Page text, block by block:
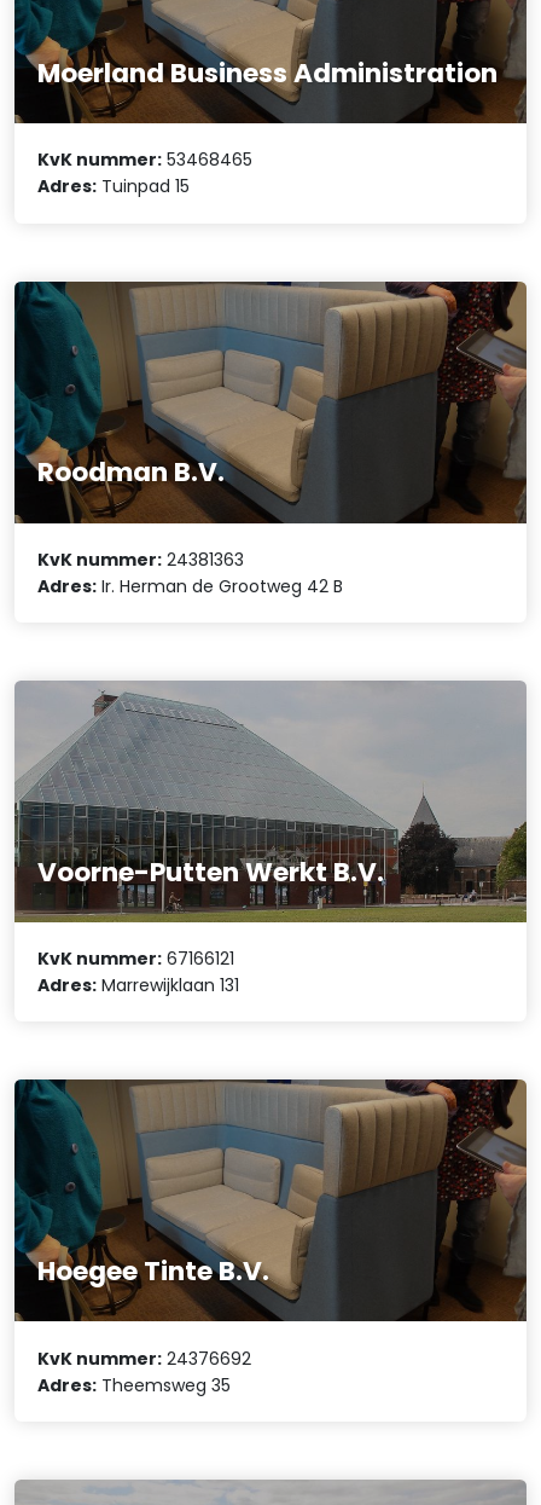
Moerland Business Administration
KvK nummer: 53468465
Adres: Tuinpad 15
Roodman B.V.
KvK nummer: 24381363
Adres: Ir. Herman de Grootweg 42 B
Voorne-Putten Werkt B.V.
KvK nummer: 67166121
Adres: Marrewijklaan 131
Hoegee Tinte B.V.
KvK nummer: 24376692
Adres: Theemsweg 35